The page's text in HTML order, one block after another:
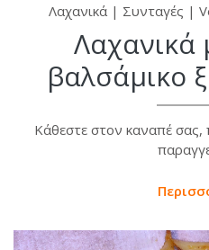
Λαχανικά| Συνταγές |
Λαχανικά
βαλσάμικο
Κάθεστε στον καναπέ σας,